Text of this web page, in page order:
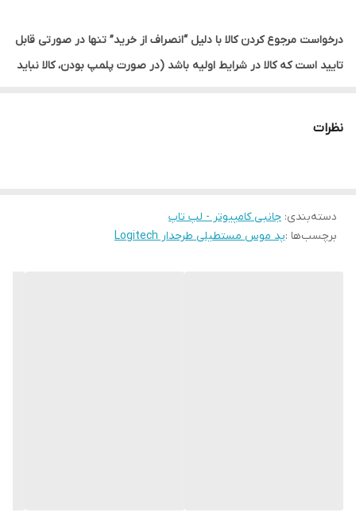
درخواست مرجوع کردن کالا با دلیل “انصراف از خرید” تنها در صورتی قابل
تایید است که کالا در شرایط اولیه باشد (در صورت پلمپ بودن، کالا نباید
نظرات
دسته‌بندی: جانبی کامپیوتر - لپ تاپ
برچسب‌ها :پد موس مستطیلی طرحدار Logitech